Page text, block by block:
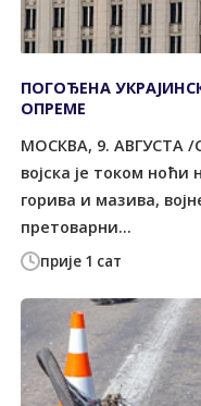
прије 1 сат
ПОГОЂЕНА
ОПРЕМЕ
МОСКВА, 9. АВГУСТА /
војска је током
горива и мазива,
претоварни...